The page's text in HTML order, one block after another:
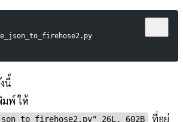
นี้
พ์ ให้
26L, 602B ที่อยู่